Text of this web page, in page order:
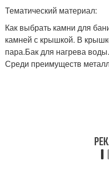
Колпаковые печи
Тематический материал:
Как выбрать камни для
камней с крышкой. В
пара.Бак для нагрева воды.
Среди преимуществ